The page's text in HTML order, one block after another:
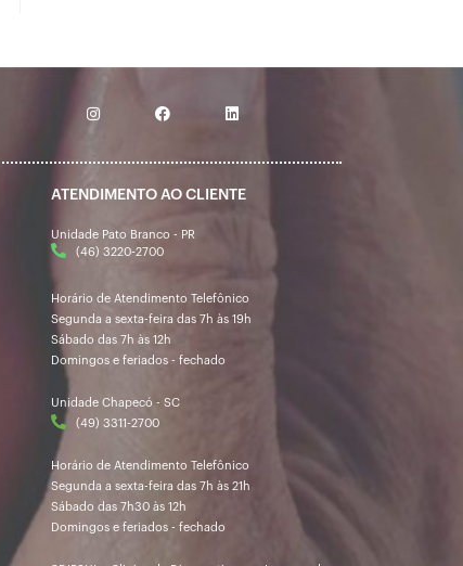
ATENDIMENTO AO CLIENTE
Unidade Pato Branco - PR
(46) 3220-2700
Horário de Atendimento Telefônico
Segunda a sexta-feira das 7h às 19h
Sábado das 7h às 12h
Domingos e feriados - fechado
Unidade Chapecó - SC
(49) 3311-2700
Horário de Atendimento Telefônico
Segunda a sexta-feira das 7h às 21h
Sábado das 7h30 às 12h
Domingos e feriados - fechado